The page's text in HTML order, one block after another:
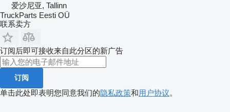
爱沙尼亚, Tallinn
TruckParts Eesti OÜ
联系卖方
订阅后即可接收来自此分区的新广告
订阅
单击此处即表明您同意我们的隐私政策和用户协议。